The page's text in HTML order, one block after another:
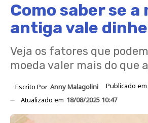
Como saber se a
antiga vale
Veja os fatores que
moeda valer mais do que
Escrito Por Anny Malagolini Publicado em
Atualizado em 18/08/2025 10:47